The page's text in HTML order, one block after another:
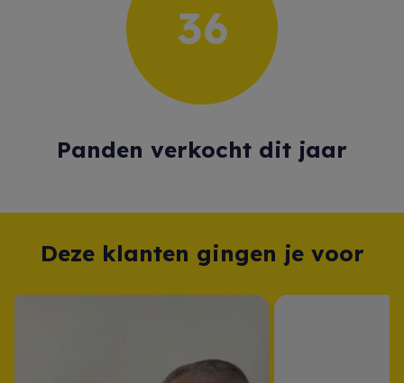
40
41
Panden verkocht dit jaar
Deze klanten gingen je voor